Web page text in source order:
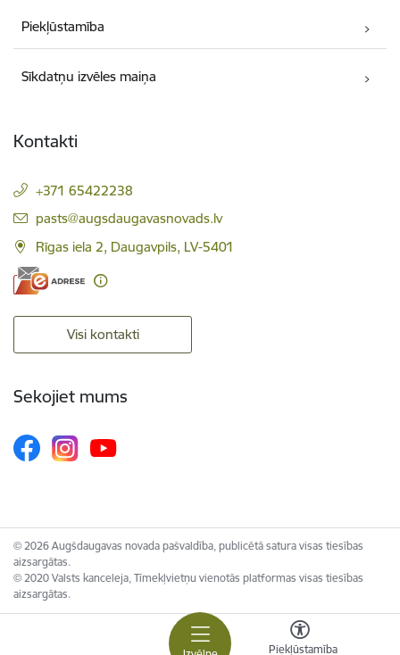
Piekļūstamība
Piekļūstamība
Sīkdatņu izvēles maiņa
Kontakti
+371 65422238
E-pasts:
pasts@augsdaugavasnovads.lv
Rīgas iela 2, Daugavpils, LV-5401
Visi kontakti
Sekojiet mums
© 2026 Augšdaugavas novada pašvaldība, publicētā satura visas tiesības
aizsargātas.
© 2020 Valsts kanceleja, Tīmekļvietņu vienotās platformas visas tiesības
aizsargātas.